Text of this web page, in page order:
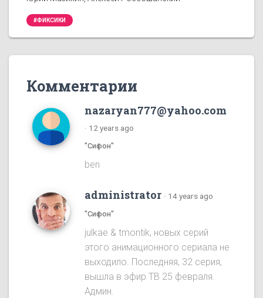
#ФИКСИКИ
Комментарии
nazaryan777@yahoo.com
· 12 years ago
"Сифон"
ben
administrator · 14 years ago
"Сифон"
julkae & tmontik, новых серий
этого анимационного сериала не
выходило. Последняя, 32 серия,
вышла в эфир ТВ 25 февраля.
Админ.